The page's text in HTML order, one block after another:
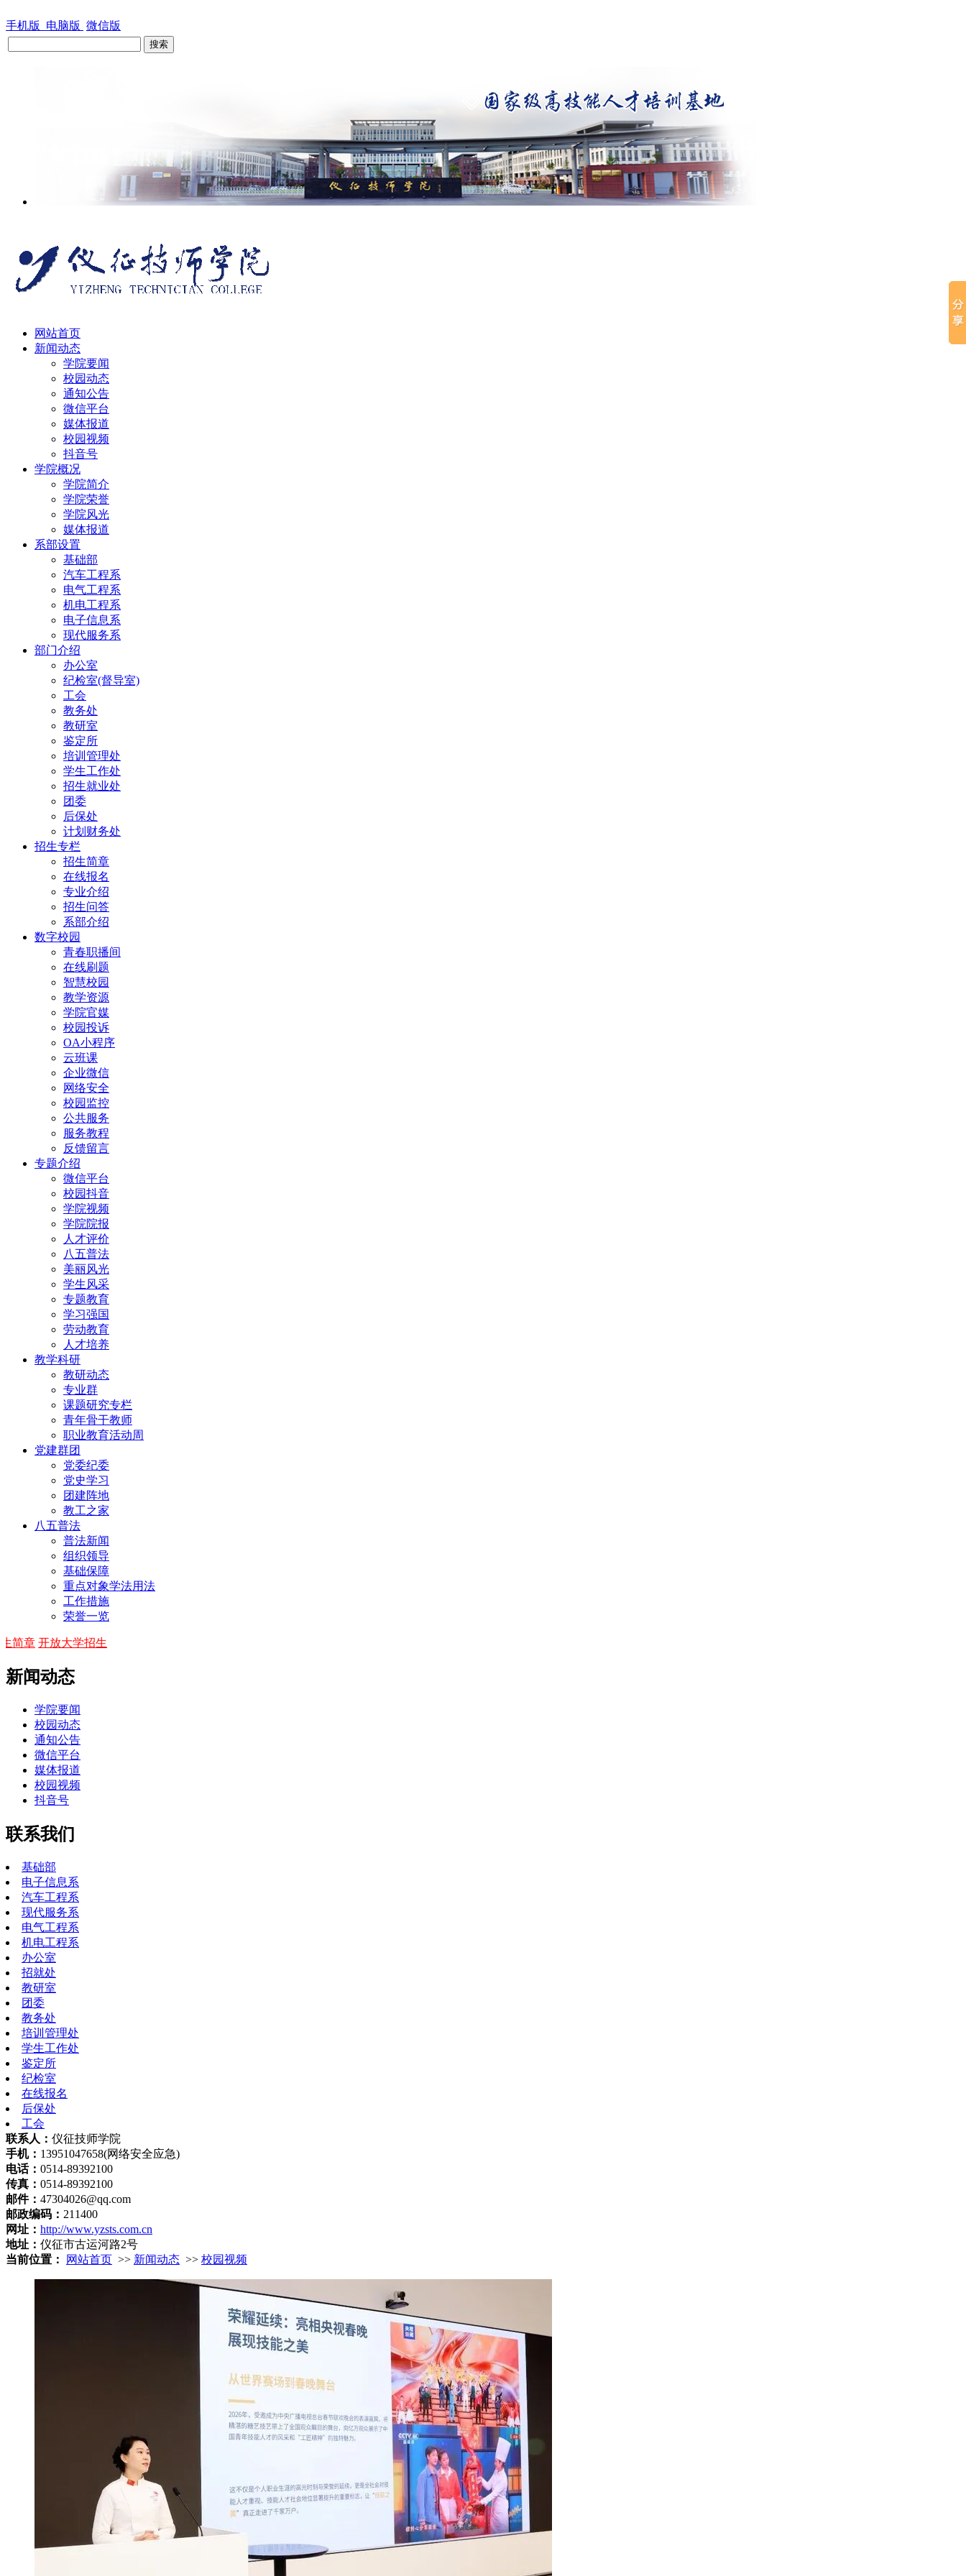
手机版 电脑版 微信版
网站首页
新闻动态
学院要闻
校园动态
通知公告
微信平台
媒体报道
校园视频
抖音号
学院概况
学院简介
学院荣誉
学院风光
媒体报道
系部设置
基础部
汽车工程系
电气工程系
机电工程系
电子信息系
现代服务系
部门介绍
办公室
纪检室(督导室)
工会
教务处
教研室
鉴定所
培训管理处
学生工作处
招生就业处
团委
后保处
计划财务处
招生专栏
招生简章
在线报名
专业介绍
招生问答
系部介绍
数字校园
青春职播间
在线刷题
智慧校园
教学资源
学院官媒
校园投诉
OA小程序
云班课
企业微信
网络安全
校园监控
公共服务
服务教程
反馈留言
专题介绍
微信平台
校园抖音
学院视频
学院院报
人才评价
八五普法
美丽风光
学生风采
专题教育
学习强国
劳动教育
人才培养
教学科研
教研动态
专业群
课题研究专栏
青年骨干教师
职业教育活动周
党建群团
党委纪委
党史学习
团建阵地
教工之家
八五普法
普法新闻
组织领导
基础保障
重点对象学法用法
工作措施
荣誉一览
大学招生
新闻动态
学院要闻
校园动态
通知公告
微信平台
媒体报道
校园视频
抖音号
联系我们
基础部
电子信息系
汽车工程系
现代服务系
电气工程系
机电工程系
办公室
招就处
教研室
团委
教务处
培训管理处
学生工作处
鉴定所
纪检室
在线报名
后保处
工会
联系人： 仪征技师学院
手机： 13951047658(网络安全应急)
电话： 0514-89392100
传真： 0514-89392100
邮件： 47304026@qq.com
邮政编码： 211400
网址： http://www.yzsts.com.cn
地址： 仪征市古运河路2号
当前位置：
网站首页 >> 新闻动态 >> 校园视频